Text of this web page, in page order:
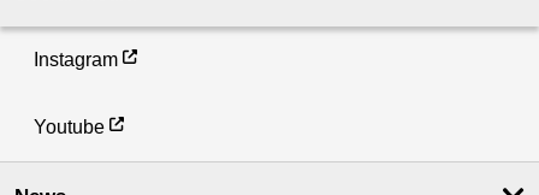
Instagram
Youtube